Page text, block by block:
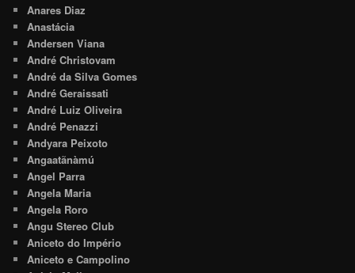
Anares Diaz
Anastácia
Andersen Viana
André Christovam
André da Silva Gomes
André Geraissati
André Luiz Oliveira
André Penazzi
Andyara Peixoto
Angaatãnàmú
Angel Parra
Angela Maria
Angela Roro
Angu Stereo Club
Aniceto do Império
Aniceto e Campolino